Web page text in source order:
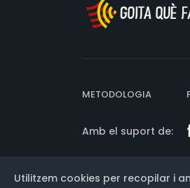
METODOLOGIA
Amb el suport de:
Utilitzem cookies per recopilar i